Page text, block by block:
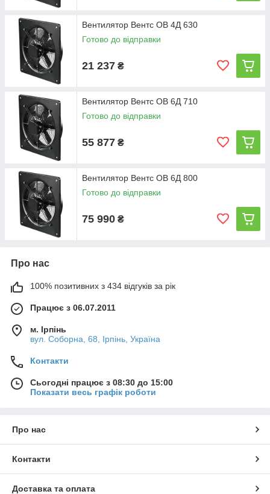
Вентилятор Вентс ОВ 4Д 630
Готово до відправки
21 237 ₴
Вентилятор Вентс ОВ 6Д 710
Готово до відправки
55 877 ₴
Вентилятор Вентс ОВ 6Д 800
Готово до відправки
75 990 ₴
Про нас
100% позитивних з 434 відгуків за рік
Працює з 06.07.2011
м. Ірпінь
вул. Соборна, 68, Ірпінь, Україна
Контакти
Сьогодні працює з 08:30 до 15:00
Показати весь графік роботи
Про нас
Контакти
Доставка та оплата